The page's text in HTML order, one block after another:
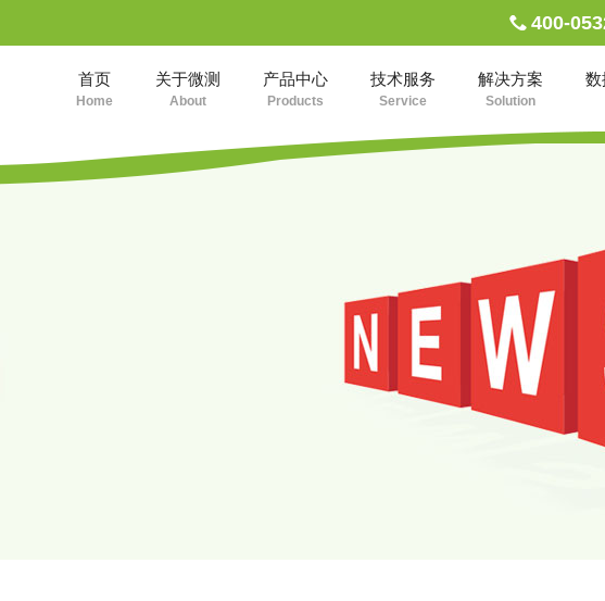
400-
首页
Home
关于微测
About
产品中心
Products
技术服务
Service
解决方案
Solution
数